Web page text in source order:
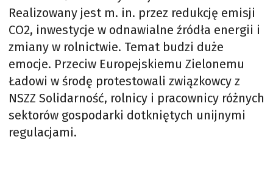
Realizowany jest m. in. przez redukcję emisji
CO2, inwestycje w odnawialne źródła energii i
zmiany w rolnictwie. Temat budzi duże
emocje. Przeciw Europejskiemu Zielonemu
Ładowi w środę protestowali związkowcy z
NSZZ Solidarność, rolnicy i pracownicy różnych
sektorów gospodarki dotkniętych unijnymi
regulacjami.